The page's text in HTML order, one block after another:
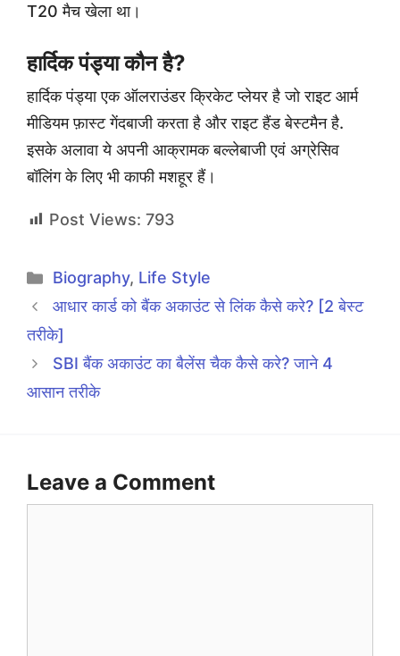
T20 मैच खेला था।
हार्दिक पंड्या कौन है?
हार्दिक पंड्या एक ऑलराउंडर क्रिकेट प्लेयर है जो राइट आर्म
मीडियम फ़ास्ट गेंदबाजी करता है और राइट हैंड बेस्टमैन है.
इसके अलावा ये अपनी आक्रामक बल्लेबाजी एवं अग्रेसिव
बॉलिंग के लिए भी काफी मशहूर हैं।
Post Views: 793
Categories
Biography, Life Style
आधार कार्ड को बैंक अकाउंट से लिंक कैसे करे? [2 बेस्ट
तरीके]
SBI बैंक अकाउंट का बैलेंस चैक कैसे करे? जाने 4
आसान तरीके
Leave a Comment